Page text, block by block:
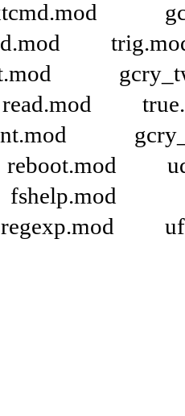
read.mod
reboot.mod
fshelp.mod
regexp.mod